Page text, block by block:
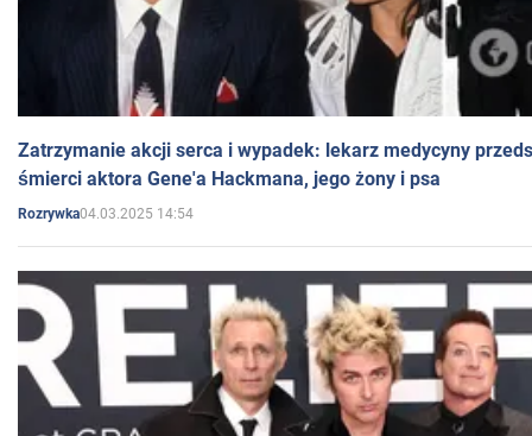
Zatrzymanie akcji serca i wypadek: lekarz medycyny
śmierci aktora Gene'a Hackmana, jego żony i psa
Rozrywka04.03.2025 14:54